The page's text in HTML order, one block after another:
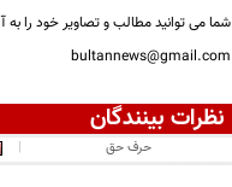
شما می توانید مطالب و تصاویر خود را به
bultannews@gmail.com
نظرات بینندگان
حرف حق |